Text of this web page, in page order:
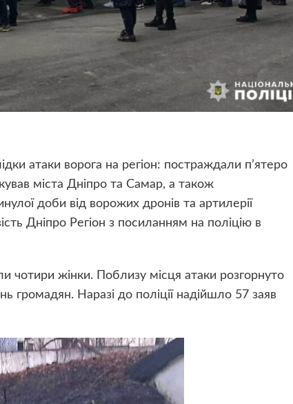
атаки ворога на регіон: постраждали п’ятеро
міста Дніпро та Самар, а також
доби від ворожих дронів та артилерії
Дніпро Регіон з посиланням на поліцію в
чотири жінки. Поблизу місця атаки розгорнуто
громадян. Наразі до поліції надійшло 57 заяв